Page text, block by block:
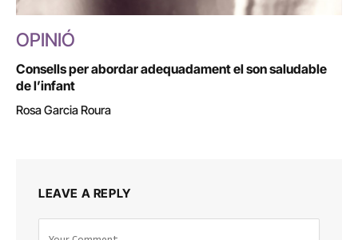
OPINIÓ
Consells per abordar adequadament el son saludable
de l’infant
Rosa Garcia Roura
LEAVE A REPLY